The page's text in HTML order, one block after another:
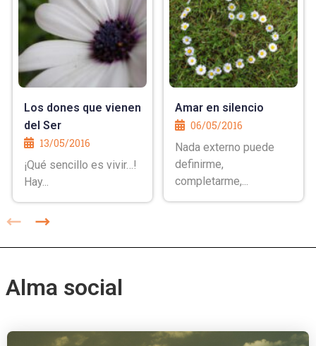
Los dones que vienen
del Ser
13/05/2016
¡Qué sencillo es vivir…!
Hay...
Amar en silencio
06/05/2016
Nada externo puede
definirme,
completarme,...
Alma social